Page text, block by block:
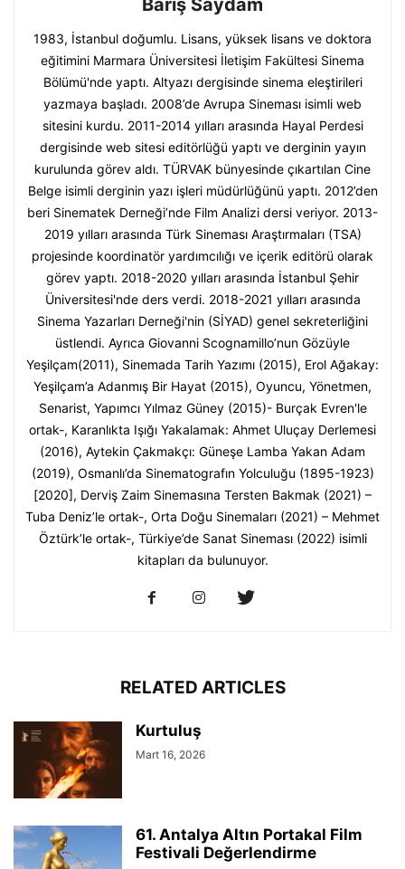
Barış Saydam
1983, İstanbul doğumlu. Lisans, yüksek lisans ve doktora
eğitimini Marmara Üniversitesi İletişim Fakültesi Sinema
Bölümü'nde yaptı. Altyazı dergisinde sinema eleştirileri
yazmaya başladı. 2008’de Avrupa Sineması isimli web
sitesini kurdu. 2011-2014 yılları arasında Hayal Perdesi
dergisinde web sitesi editörlüğü yaptı ve derginin yayın
kurulunda görev aldı. TÜRVAK bünyesinde çıkartılan Cine
Belge isimli derginin yazı işleri müdürlüğünü yaptı. 2012’den
beri Sinematek Derneği’nde Film Analizi dersi veriyor. 2013-
2019 yılları arasında Türk Sineması Araştırmaları (TSA)
projesinde koordinatör yardımcılığı ve içerik editörü olarak
görev yaptı. 2018-2020 yılları arasında İstanbul Şehir
Üniversitesi'nde ders verdi. 2018-2021 yılları arasında
Sinema Yazarları Derneği'nin (SİYAD) genel sekreterliğini
üstlendi. Ayrıca Giovanni Scognamillo’nun Gözüyle
Yeşilçam(2011), Sinemada Tarih Yazımı (2015), Erol Ağakay:
Yeşilçam’a Adanmış Bir Hayat (2015), Oyuncu, Yönetmen,
Senarist, Yapımcı Yılmaz Güney (2015)- Burçak Evren'le
ortak-, Karanlıkta Işığı Yakalamak: Ahmet Uluçay Derlemesi
(2016), Aytekin Çakmakçı: Güneşe Lamba Yakan Adam
(2019), Osmanlı’da Sinematografın Yolculuğu (1895-1923)
[2020], Derviş Zaim Sinemasına Tersten Bakmak (2021) –
Tuba Deniz’le ortak-, Orta Doğu Sinemaları (2021) – Mehmet
Öztürk’le ortak-, Türkiye’de Sanat Sineması (2022) isimli
kitapları da bulunuyor.
RELATED ARTICLES
Kurtuluş
Mart 16, 2026
61. Antalya Altın Portakal Film
Festivali Değerlendirme